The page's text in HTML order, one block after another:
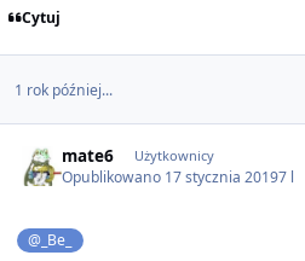
Cytuj
1 rok później...
mate6 Użytkownicy
Opublikowano 17 stycznia 20197 l
@_Be_